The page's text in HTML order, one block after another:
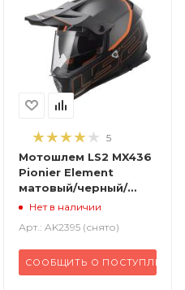
5
Мотошлем LS2 MX436
Pionier Element
матовый/черный/
титановый
Нет в наличии
Арт.: AK2395 (снято)
СООБЩИТЬ О ПОСТУПЛЕНИИ